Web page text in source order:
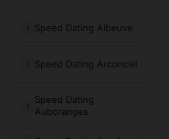
Speed Dating Albeuve
Speed Dating Arconciel
Speed Dating
Auboranges